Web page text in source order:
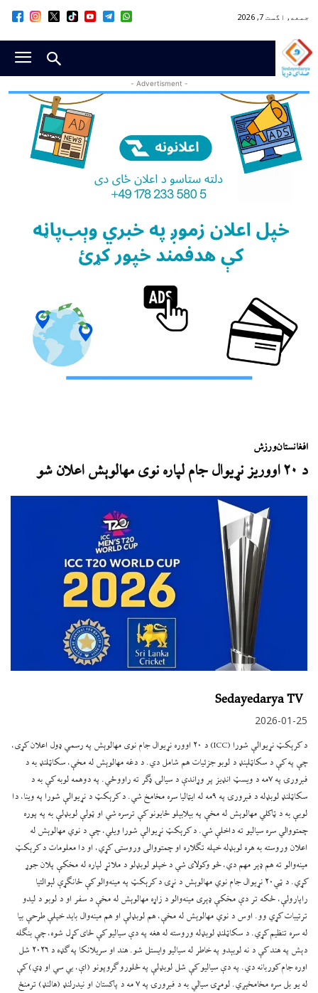
جمعه, اگست 7, 2026
- Advertisment -
افغانستانورزش
د ۲۰ اووریز نړیوال جام لپاره نوی مهالوېش اعلان شو
Sedayedarya TV
2026-01-25
د کرېکټ نړیوالې شورا (ICC) د ‌۲۰ اووره نړیوال جام نوی مهالوېش په رسمي ډول اعلان کړی،
چې په کې د سکاټلېنډ د لوبو جزئیات هم شامل دي. د دغه مهالوېش له مخې، سکاټلنډ به د
فبرورۍ په ۷مه د ویسټ انډیز پر وړاندې د سیالۍ ډګر ته راووځي. په دوهمه لوبه کې به د
سکاټلنډ لوبډله د فبرورۍ په ۹مه له ایټالیا سره مخامخ شي. د کرېکټ د نړیوالې شورا په وینا، دا
لوبې به د ټاکلي مهالوېش له مخې په بېلابېلو ځایونو کې ترسره شي او ټولې لوبډلې به په پوره
چمتووالي سره سیالیو ته داخلې شي. د کرېکټ نړیوالې شورا ویلي، چې د نوي مهالوېش له
اعلان وروسته به هره لوبډله خپله تګلاره او چمتووالی وروستۍ کړي، او دا معلومات د کرېکټ
مینه‌والو ته هم ډېر مهم دي، څو وکولای شي د خپلو لوبډلو د ملاتړ لپاره له مخکې پلان جوړ
کړي. د ټي‌۲۰ نړیوال جام نوي مهالوېش د نړۍ د کرېکټ په مینه‌والو کې ځانګړې لېوالتیا
راپارولې، ځکه تر دې مخکې ډېری مینه‌والو د زاړه مهالوېش له مخې د سفر او د لوبو د لیدو
ترتیبات کړي وو. اوس د نوي مهالوېش له مخې، هم لوبډلې او هم مینه‌وال باید خپلې طرحې بیا
له سره تنظیم کړي. د سکاټلنډ لوبډله وروسته له هغه په دې سیالیو کې ځای کړل شوه، چې بنګله
دېش په هند کې د نه لوبېدو په خاطر له سیالیو وایستل شو. هند او سریلانکا په ګډه د ۲۰۲۶ شل
اوره جام کوربانه دي. په دې سیالیو کې شل لوبډلې په څلورو ګروپونو (اې، بي سي او ډي) کې
له یو بل سره مخامخېږي. لومړۍ سیالي به د فبرورۍ په ۷ مه د پاکستان او نیدرلنډ (هالنډ) ترمنځ